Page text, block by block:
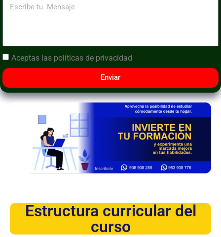
Aceptas las políticas de privacidad
Enviar
Estructura curricular del
curso